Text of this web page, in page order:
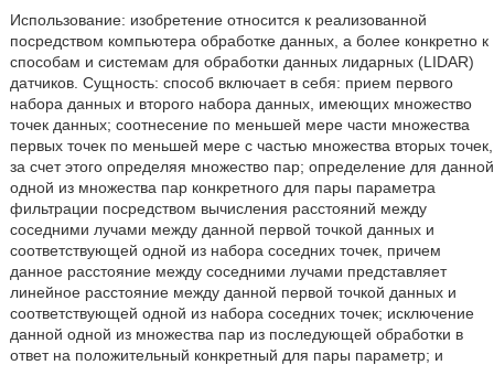
Использование: изобретение относится к реализованной
посредством компьютера обработке данных, а более конкретно к
способам и системам для обработки данных лидарных (LIDAR)
датчиков. Сущность: способ включает в себя: прием первого
набора данных и второго набора данных, имеющих множество
точек данных; соотнесение по меньшей мере части множества
первых точек по меньшей мере с частью множества вторых точек,
за счет этого определяя множество пар; определение для данной
одной из множества пар конкретного для пары параметра
фильтрации посредством вычисления расстояний между
соседними лучами между данной первой точкой данных и
соответствующей одной из набора соседних точек, причем
данное расстояние между соседними лучами представляет
линейное расстояние между данной первой точкой данных и
соответствующей одной из набора соседних точек; исключение
данной одной из множества пар из последующей обработки в
ответ на положительный конкретный для пары параметр; и